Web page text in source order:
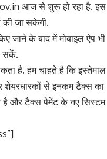
आज से शुरू हो रहा है. इस
की जा सकेगी.
जाने के बाद में मोबाइल ऐप भी
सकें.
है. हम चाहते है कि इस्तेमाल
शेयरधारकों से इनकम टैक्स का
है और टैक्स पेमेंट के नए सिस्टम